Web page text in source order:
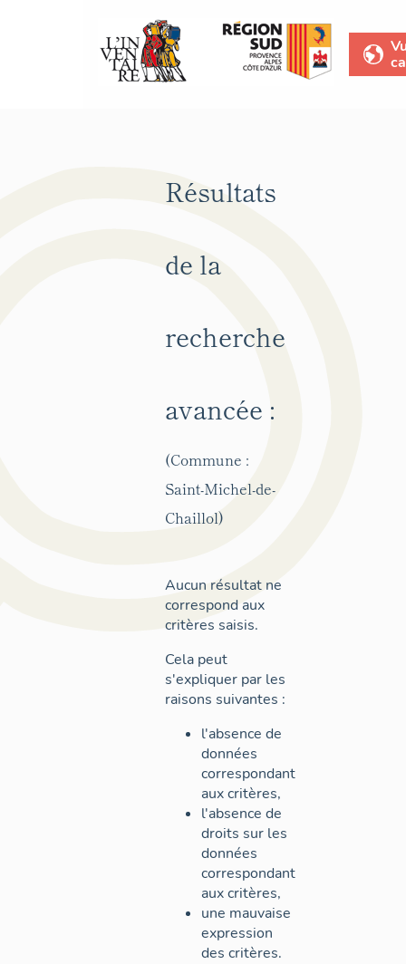
Résultats
de la
recherche
avancée :
(Commune :
Saint-Michel-de-
Chaillol)
Aucun résultat ne
correspond aux
critères saisis.
Cela peut
s'expliquer par les
raisons suivantes :
l'absence de
données
correspondant
aux critères,
l'absence de
droits sur les
données
correspondant
aux critères,
une mauvaise
expression
des critères.